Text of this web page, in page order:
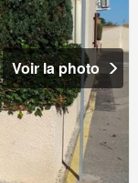
Voir la photo